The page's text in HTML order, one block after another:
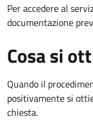
Per accedere al
documentazione
Cosa si
Quando il
positivamente si
chiesta.